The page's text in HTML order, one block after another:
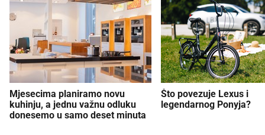
Mjesecima planiramo novu
kuhinju, a jednu važnu odluku
donesemo u samo deset minuta
Što povezuje Lexus i
legendarnog Ponyja?